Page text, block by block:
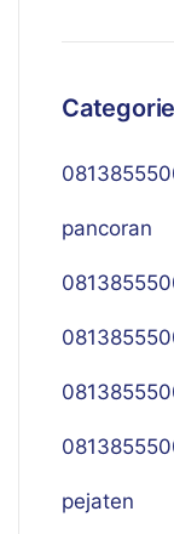
pancoran
pejaten